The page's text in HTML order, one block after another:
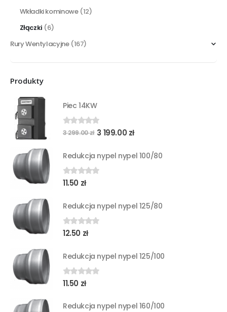
Wkładki kominowe (12)
Złączki (6)
Rury Wentylacyjne (167)
Produkty
Piec 14KW
0 out of 5
3 299.00zł Pierwotna
wynosiła:
299.00 zł.
3 199.00 złAktualna
wynosi:
Redukcja nypel nypel 100/80
0out of 5
11.50 zł
Redukcja nypel nypel 125/80
0out of 5
12.50 zł
Redukcja nypel nypel 125/100
0out of 5
11.50 zł
Redukcja nypel nypel 160/100